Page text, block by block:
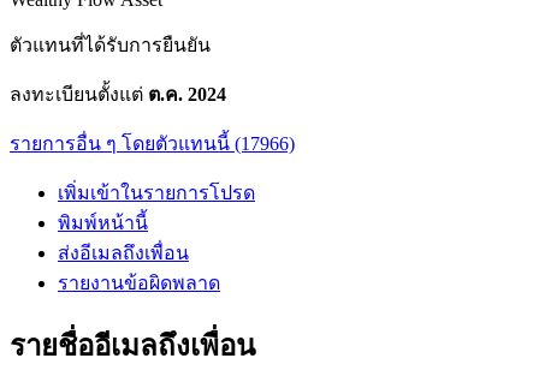
ตัวแทนที่ได้รับการยืนยัน
ลงทะเบียนตั้งแต่ ต.ค. 2024
รายการอื่น ๆ โดยตัวแทนนี้ (17966)
เพิ่มเข้าในรายการโปรด
พิมพ์หน้านี้
ส่งอีเมลถึงเพื่อน
รายงานข้อผิดพลาด
รายชื่ออีเมลถึงเพื่อน